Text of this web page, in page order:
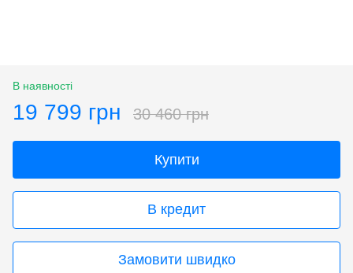
В наявності
19 799 грн 30 460 грн
Купити
В кредит
Замовити швидко